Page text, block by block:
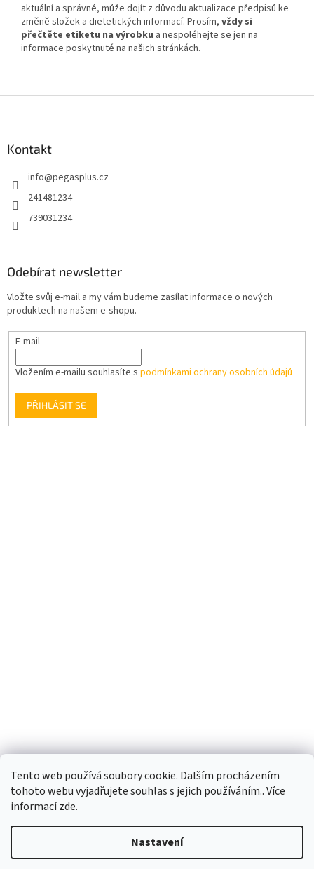
Tento web používá soubory cookie. Dalším procházením
tohoto webu vyjadřujete souhlas s jejich používáním.. Více
informacízde.
Nastavení
aktuální a správné, může dojít z důvodu aktualizace předpisů ke
změně složek a dietetických informací. Prosím, vždy si
přečtěte etiketu na výrobku a nespoléhejte se jen na
informace poskytnuté na našich stránkách.
Kontakt
info@pegasplus.cz
241481234
739031234
Odebírat newsletter
Vložte svůj e-mail a my vám budeme zasílat informace o nových
produktech na našem e-shopu.
E-mail
Vložením e-mailu souhlasíte s podmínkami ochrany osobních údajů
PŘIHLÁSIT SE